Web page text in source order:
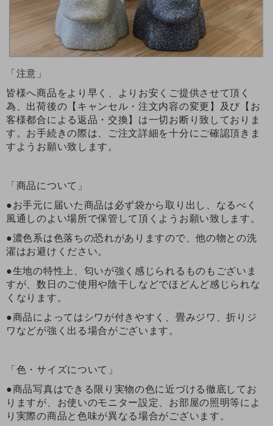
「注意」
皆様へ商品をより早く、よりお安くご提供させて頂く
為、出荷後の【キャンセル・注文内容の変更】及び【お
客様都合による返品・交換】は一切お断り致しておりま
す。お手続きの際は、ご注文詳細を十分にご確認頂きま
すようお願い致します。
「商品について」
●お手元に届いた商品は必ず袋から取り出し、なるべく
風通しのよい場所で保管して頂くようお願い致します。
●濃色系は色落ちの恐れがありますので、他の物との洗
濯はお避けください。
●生地の特性上、匂いが強く感じられるものもございま
すが、数日のご使用や陰干しなどでほどんど感じられな
くなります。
●商品によってはシワが付きやすく、畳みジワ、折りジ
ワなどが強く出る場合がございます。
「色・サイズについて」
●商品写真はできる限り実物の色に近づける徹底してお
りますが、お使いのモニター設定、お部屋の照明等によ
り実際の商品と色味が異なる場合がございます。